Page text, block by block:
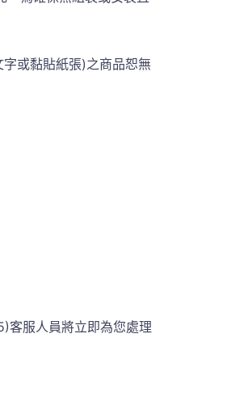
或黏貼紙張)之商品恕無
客服人員將立即為您處理